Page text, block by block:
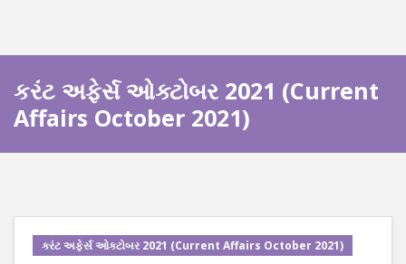
કરંટ અફેર્સ ઓક્ટોબર 2021 (Current
Affairs October 2021)
કરંટ અફેર્સ ઓક્ટોબર 2021 (Current Affairs October 2021)